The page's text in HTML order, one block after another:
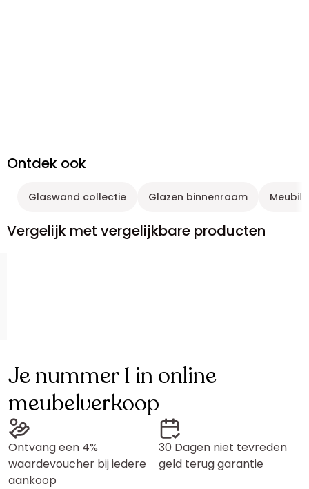
Ontdek ook
Glaswand collectie Glazen binnenraam
Vergelijk met vergelijkbare producten
Je nummer 1 in online
meubelverkoop
Ontvang een 4%
waardevoucher bij iedere
aankoop
30 Dagen niet tevreden
geld terug garantie